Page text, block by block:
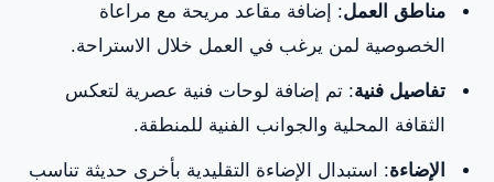
مناطق العمل: إضافة مقاعد مريحة مع مراعاة
الخصوصية لمن يرغب في العمل خلال الاستراحة.
تفاصيل فنية: تم إضافة لوحات فنية عصرية لتعكس
الثقافة المحلية والجوانب الفنية للمنطقة.
الإضاءة: استبدال الإضاءة التقليدية بأخرى حديثة تناسب